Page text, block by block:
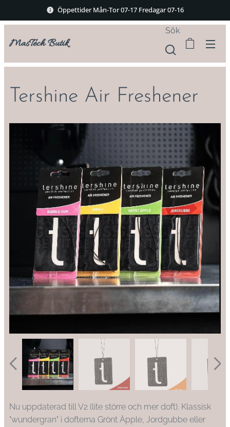
Öppettider Mån-Tor 07-17 Fredagar 07-16
MasTech Butik
Sök
Tershine Air Freshener
Nu uppdaterad till V2 (lite större och mer doft). Klassisk
"wundergran" i dofterna Grönt Äpple, Jordgubbe eller